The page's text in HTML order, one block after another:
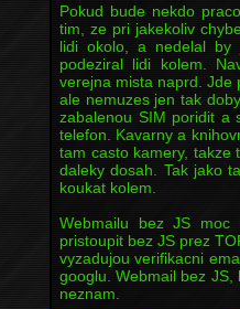
Pokud bude nekdo
tim, ze pri jakekoliv
lidi okolo, a nedelal
podeziral lidi kolem.
verejna mista naprd. Jde
ale nemuzes jen tak
zabalenou SIM poridit a
telefon. Kavarny a
tam casto kamery, takze
daleky dosah. Tak jako
koukat kolem.
Webmailu bez JS
pristoupit bez JS prez
vyzadujou verifikacni
googlu. Webmail bez
neznam.